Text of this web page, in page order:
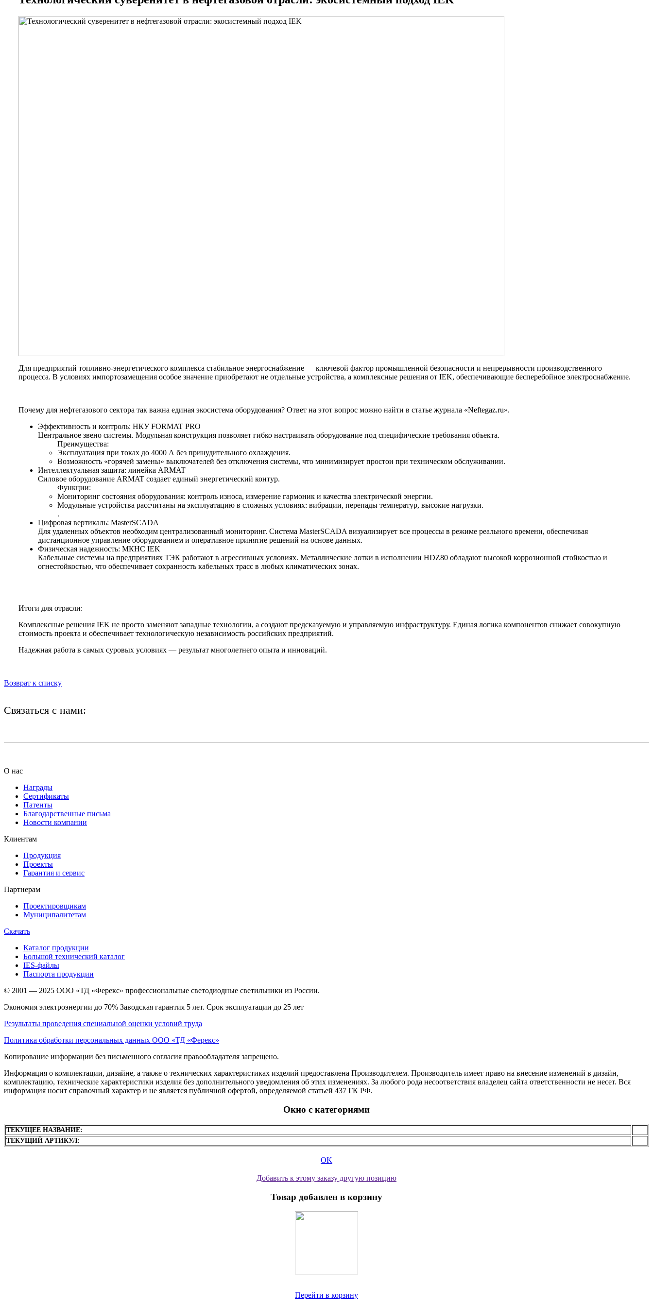
Для предприятий топливно-энергетического комплекса стабильное энергоснабжение — ключевой фактор промышленной безопасности и непрерывности производственного
процесса. В условиях импортозамещения особое значение приобретают не отдельные устройства, а комплексные решения от IEK, обеспечивающие бесперебойное электроснабжение.
Почему для нефтегазового сектора так важна единая экосистема оборудования? Ответ на этот вопрос можно найти в статье журнала «Neftegaz.ru».
Эффективность и контроль: НКУ FORMAT PRO
Центральное звено системы. Модульная конструкция позволяет гибко настраивать оборудование под специфические требования объекта.
Преимущества:
Эксплуатация при токах до 4000 А без принудительного охлаждения.
Возможность «горячей замены» выключателей без отключения системы, что минимизирует простои при техническом обслуживании.
Интеллектуальная защита: линейка ARMAT
Силовое оборудование ARMAT создает единый энергетический контур.
Функции:
Мониторинг состояния оборудования: контроль износа, измерение гармоник и качества электрической энергии.
Модульные устройства рассчитаны на эксплуатацию в сложных условиях: вибрации, перепады температур, высокие нагрузки.
.
Цифровая вертикаль: MasterSCADA
Для удаленных объектов необходим централизованный мониторинг. Система MasterSCADA визуализирует все процессы в режиме реального времени, обеспечивая
дистанционное управление оборудованием и оперативное принятие решений на основе данных.
Физическая надежность: МКНС IEK
Кабельные системы на предприятиях ТЭК работают в агрессивных условиях. Металлические лотки в исполнении HDZ80 обладают высокой коррозионной стойкостью и
огнестойкостью, что обеспечивает сохранность кабельных трасс в любых климатических зонах.
Итоги для отрасли:
Комплексные решения IEK не просто заменяют западные технологии, а создают предсказуемую и управляемую инфраструктуру. Единая логика компонентов снижает совокупную
стоимость проекта и обеспечивает технологическую независимость российских предприятий.
Надежная работа в самых суровых условиях — результат многолетнего опыта и инноваций.
Возврат к списку
Связаться с нами:
О нас
Награды
Сертификаты
Патенты
Благодарственные письма
Новости компании
Клиентам
Продукция
Проекты
Гарантия и сервис
Партнерам
Проектировщикам
Муниципалитетам
Скачать
Каталог продукции
Большой технический каталог
IES-файлы
Паспорта продукции
© 2001 — 2025 ООО «ТД «Ферекс» профессиональные светодиодные светильники из России.
Экономия электроэнергии до 70% Заводская гарантия 5 лет. Срок эксплуатации до 25 лет
Результаты проведения специальной оценки условий труда
Политика обработки персональных данных ООО «ТД «Ферекс»
Копирование информации без письменного согласия правообладателя запрещено.
Информация о комплектации, дизайне, а также о технических характеристиках изделий предоставлена Производителем. Производитель имеет право на внесение изменений в дизайн,
комплектацию, технические характеристики изделия без дополнительного уведомления об этих изменениях. За любого рода несоответствия владелец сайта ответственности не несет. Вся
информация носит справочный характер и не является публичной офертой, определяемой статьей 437 ГК РФ.
Окно с категориями
ТЕКУЩЕЕ НАЗВАНИЕ:
ТЕКУЩИЙ АРТИКУЛ:
OK
Добавить к этому заказу другую позицию
Товар добавлен в корзину
Перейти в корзину